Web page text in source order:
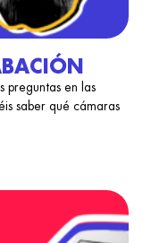
preguntas en las
saber qué cámaras